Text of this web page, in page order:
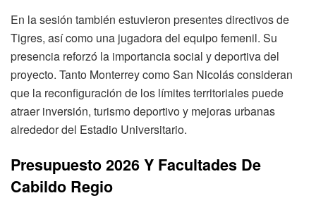
En la sesión también estuvieron presentes directivos de
Tigres, así como una jugadora del equipo femenil. Su
presencia reforzó la importancia social y deportiva del
proyecto. Tanto Monterrey como San Nicolás consideran
que la reconfiguración de los límites territoriales puede
atraer inversión, turismo deportivo y mejoras urbanas
alrededor del Estadio Universitario.
Presupuesto 2026 Y Facultades De
Cabildo Regio